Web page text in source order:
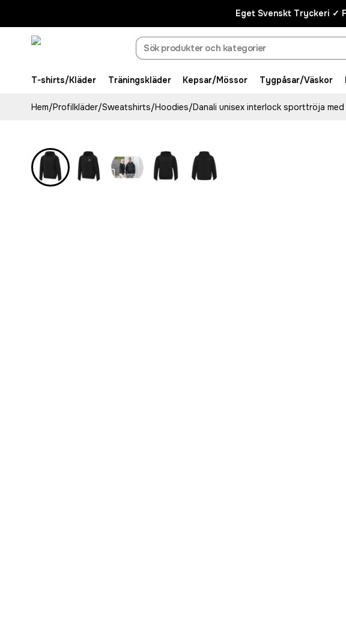
Eget Svenskt Tryckeri ✓
T-shirts/Kläder Träningskläder Kepsar/Mössor Tygpåsar/Väskor
Hem/Profilkläder/Sweatshirts/Hoodies/Danali unisex interlock sporttröja med